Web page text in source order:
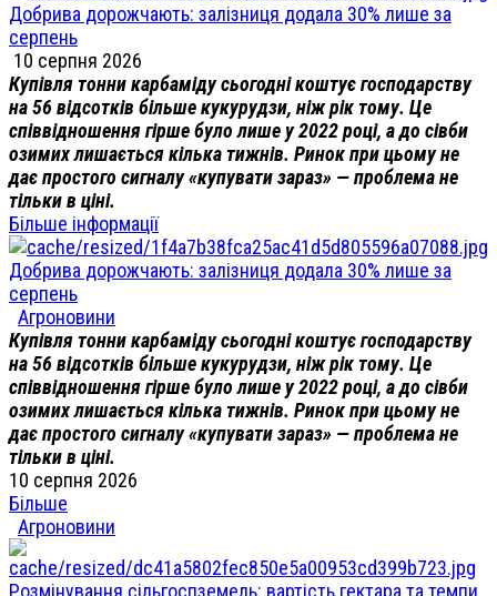
Добрива дорожчають: залізниця додала 30% лише за
серпень
10 серпня 2026
Купівля тонни карбаміду сьогодні коштує господарству
на 56 відсотків більше кукурудзи, ніж рік тому. Це
співвідношення гірше було лише у 2022 році, а до сівби
озимих лишається кілька тижнів. Ринок при цьому не
дає простого сигналу «купувати зараз» — проблема не
тільки в ціні.
Більше інформації
Добрива дорожчають: залізниця додала 30% лише за
серпень
Агроновини
Купівля тонни карбаміду сьогодні коштує господарству
на 56 відсотків більше кукурудзи, ніж рік тому. Це
співвідношення гірше було лише у 2022 році, а до сівби
озимих лишається кілька тижнів. Ринок при цьому не
дає простого сигналу «купувати зараз» — проблема не
тільки в ціні.
10 серпня 2026
Більше
Агроновини
Розмінування сільгоспземель: вартість гектара та темпи